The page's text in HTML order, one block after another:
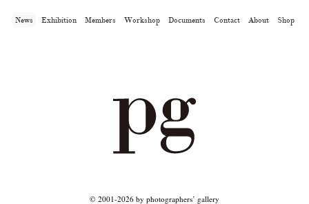
News Exhibition Members Workshop Documents Contact About Shop
© 2001-2026 by photographers’ gallery